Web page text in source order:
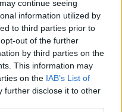
continue seeing
information utilized by
to third parties prior to
out of the further
by third parties on the
This information may
on the IAB’s List of
further disclose it to other
évi 3 százalékos
fontos változások, de
án elfogadta a
Tervhez (RRF), egyes